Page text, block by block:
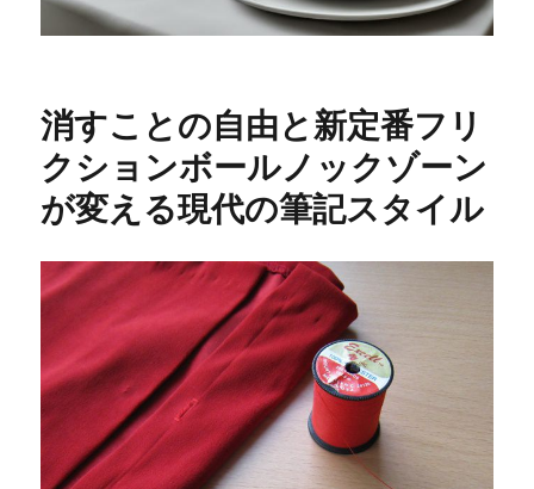
消すことの自由と新定番フリ
クションボールノックゾーン
が変える現代の筆記スタイル